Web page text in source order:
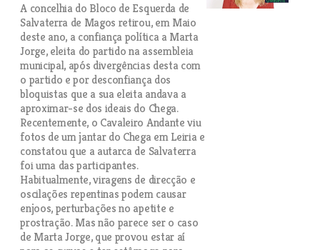
A concelhia do Bloco de Esquerda de
Salvaterra de Magos retirou, em Maio
deste ano, a confiança política a Marta
Jorge, eleita do partido na assembleia
municipal, após divergências desta com
o partido e por desconfiança dos
bloquistas que a sua eleita andava a
aproximar-se dos ideais do Chega.
Recentemente, o Cavaleiro Andante viu
fotos de um jantar do Chega em Leiria e
constatou que a autarca de Salvaterra
foi uma das participantes.
Habitualmente, viragens de direcção e
oscilações repentinas podem causar
enjoos, perturbações no apetite e
prostração. Mas não parece ser o caso
de Marta Jorge, que provou estar aí